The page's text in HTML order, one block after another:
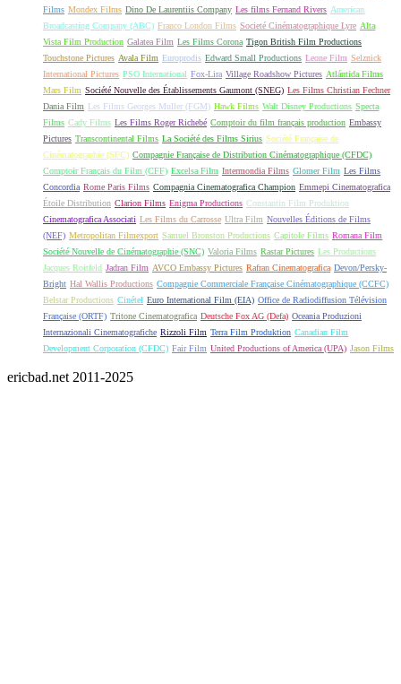
Films Mondex Films Dino De Laurentiis Company Les films Fernand Rivers American
Broadcasting Company (ABC) Franco London Films Societé Cinématographique Lyre Alta
Vista Film Production Galatea Film Les Films Corona Tigon British Film Productions
Touchstone Pictures Avala Film Europrodis Edward Small Productions Leone Film Selznick
International Pictures PSO International Fox-Lira Village Roadshow Pictures Atlántida Films
Mars Film Société Nouvelle des Établissements Gaumont (SNEG) Les Films Christian Fechner
Dania Film Les Films Georges Muller (FGM) Hawk Films Walt Disney Productions Specta
Films Cady Films Les Films Roger Richebé Comptoir du film français production Embassy
Pictures Transcontinental Films La Société des Films Sirius Société Française de
Cinématographie (SFC) Compagnie Française de Distribution Cinématographique (CFDC)
Comptoir Français du Film (CFF) Excelsa Film Intermondia Films Glomer Film Les Films
Concordia Rome Paris Films Compagnia Cinematografica Champion Emmepi Cinematografica
Étoile Distribution Clarion Films Enigma Productions Constantin Film Produktion
Cinematografica Associati Les Films du Carrosse Ultra Film Nouvelles Éditions de Films
(NEF) Metropolitan Filmexport Samuel Bronston Productions Capitole Films Romana Film
Société Nouvelle de Cinématographie (SNC) Valoria Films Rastar Pictures Les Productions
Jacques Roitfeld Jadran Film AVCO Embassy Pictures Rafran Cinematografica Devon/Persky-
Bright Hal Wallis Productions Compagnie Commerciale Française Cinématographique (CCFC)
Belstar Productions Cinétel Euro International Film (EIA) Office de Radiodiffusion Télévision
Française (ORTF) Tritone Cinematografica Deutsche Fox AG (Defa) Oceania Produzioni
Internazionali Cinematografiche Rizzoli Film Terra Film Produktion Canadian Film
Development Corporation (CFDC) Fair Film United Productions of America (UPA) Jason Films
ericbad.net 2011-2025